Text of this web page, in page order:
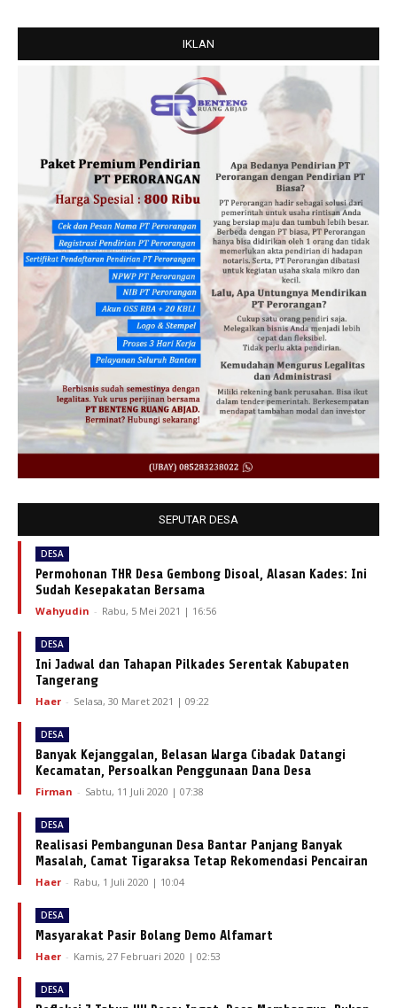
IKLAN
SEPUTAR DESA
DESA
Permohonan THR Desa Gembong Disoal, Alasan Kades: Ini
Sudah Kesepakatan Bersama
Wahyudin - Rabu, 5 Mei 2021 | 16:56
DESA
Ini Jadwal dan Tahapan Pilkades Serentak Kabupaten
Tangerang
Haer - Selasa, 30 Maret 2021 | 09:22
DESA
Banyak Kejanggalan, Belasan Warga Cibadak Datangi
Kecamatan, Persoalkan Penggunaan Dana Desa
Firman - Sabtu, 11 Juli 2020 | 07:38
DESA
Realisasi Pembangunan Desa Bantar Panjang Banyak
Masalah, Camat Tigaraksa Tetap Rekomendasi Pencairan
Haer - Rabu, 1 Juli 2020 | 10:04
DESA
Masyarakat Pasir Bolang Demo Alfamart
Haer - Kamis, 27 Februari 2020 | 02:53
DESA